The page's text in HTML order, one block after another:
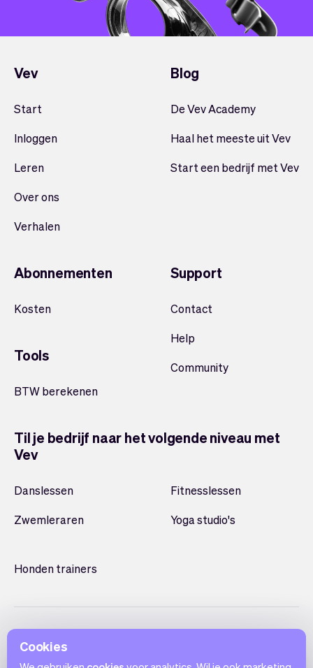
Vev
Start
Inloggen
Leren
Over ons
Verhalen
Blog
De Vev Academy
Haal het meeste uit Vev
Start een bedrijf met Vev
Abonnementen
Kosten
Tools
BTW berekenen
Support
Contact
Help
Community
Til je bedrijf naar het volgende niveau met
Vev
Danslessen
Zwemleraren
Fitnesslessen
Yoga studio's
Honden trainers
Cookies